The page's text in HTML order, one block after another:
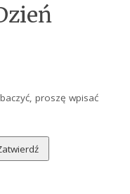
proszę wpisać